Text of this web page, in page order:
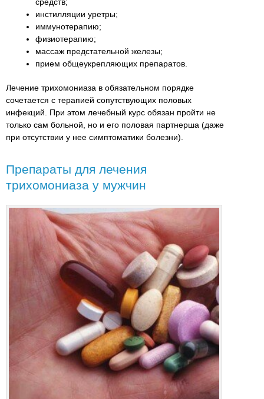
инстилляции уретры;
иммунотерапию;
физиотерапию;
массаж предстательной железы;
прием общеукрепляющих препаратов.
Лечение трихомониаза в обязательном порядке
сочетается с терапией сопутствующих половых
инфекций. При этом лечебный курс обязан пройти не
только сам больной, но и его половая партнерша (даже
при отсутствии у нее симптоматики болезни).
Препараты для лечения
трихомониаза у мужчин